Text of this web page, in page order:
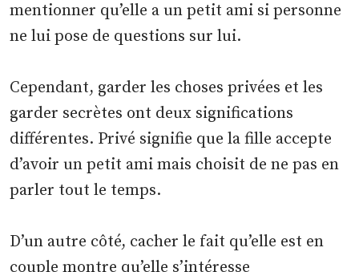
mentionner qu’elle a un petit ami si personne
ne lui pose de questions sur lui.
Cependant, garder les choses privées et les
garder secrètes ont deux significations
différentes. Privé signifie que la fille accepte
d’avoir un petit ami mais choisit de ne pas en
parler tout le temps.
D’un autre côté, cacher le fait qu’elle est en
couple montre qu’elle s’intéresse